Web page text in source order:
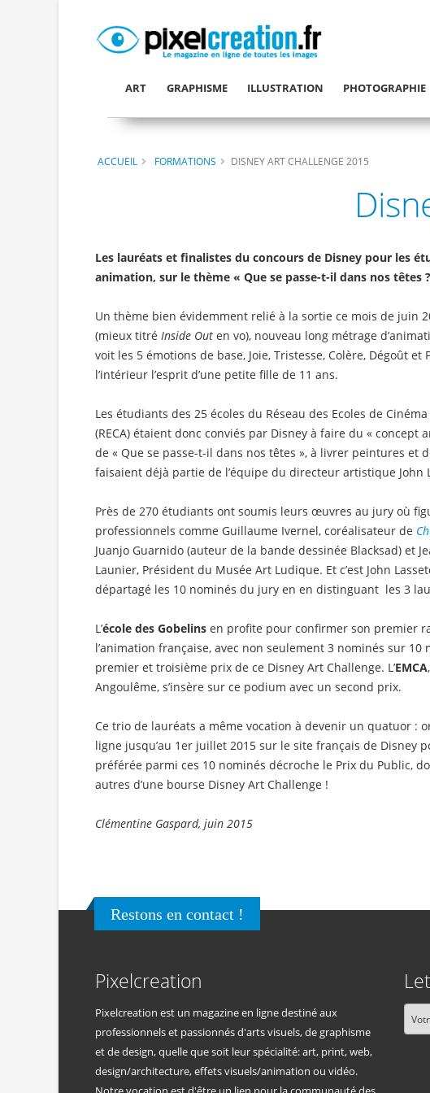
ART GRAPHISME ILLUSTRATION PHOTOGRAPHIE
ACCUEIL FORMATIONS DISNEY ART CHALLENGE 2015
Les lauréats et finalistes du concours de Disney pour les
animation, sur le thème « Que se passe-t-il dans nos têtes
Un thème bien évidemment relié à la sortie ce mois de juin
(mieux titré Inside Out en vo), nouveau long métrage
voit les 5 émotions de base, Joie, Tristesse, Colère, Dégoût et
l’intérieur l’esprit d’une petite fille de 11 ans.
Les étudiants des 25 écoles du Réseau des Ecoles de
(RECA) étaient donc conviés par Disney à faire du « concept
de « Que se passe-t-il dans nos têtes », à livrer peintures et
faisaient déjà partie de l’équipe du directeur artistique John
Près de 270 étudiants ont soumis leurs œuvres au jury où
professionnels comme Guillaume Ivernel, coréalisateur de
Juanjo Guarnido (auteur de la bande dessinée Blacksad) et
Launier, Président du Musée Art Ludique. Et c’est John
départagé les 10 nominés du jury en en distinguant les 3
L’école des Gobelins en profite pour confirmer son premier
l’animation française, avec non seulement 3 nominés sur 10
premier et troisième prix de ce Disney Art Challenge. L’EMCA
Angoulême, s’insère sur ce podium avec un second prix.
Ce trio de lauréats a même vocation à devenir un quatuor :
ligne jusqu’au 1er juillet 2015 sur le site français de Disney
préférée parmi ces 10 nominés décroche le Prix du Public,
autres d’une bourse Disney Art Challenge !
Clémentine Gaspard, juin 2015
Restons en contact !
Pixelcreation
Pixelcreation est un magazine en ligne destiné aux
professionnels et passionnés d'arts visuels, de graphisme
et de design, quelle que soit leur spécialité: art, print, web,
design/architecture, effets visuels/animation ou vidéo.